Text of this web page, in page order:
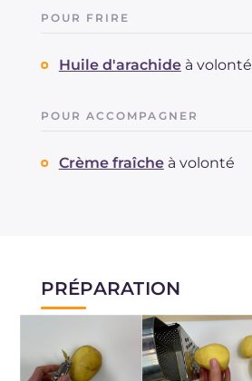
POUR FRIRE
Huile d'arachide à volonté
POUR ACCOMPAGNER
Crème fraîche à volonté
PRÉPARATION